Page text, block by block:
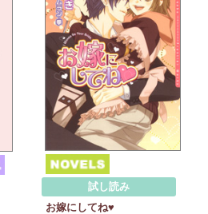
試し読み
お嫁にしてね♥